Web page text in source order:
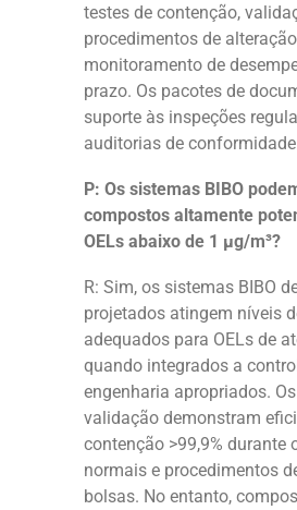
testes de contenção,
procedimentos de
monitoramento de
prazo. Os pacotes de
suporte às inspeções
auditorias de
P: Os sistemas BIBO
compostos altamente
OELs abaixo de 1 μg/m³?
R: Sim, os sistemas BIBO
projetados atingem níveis
adequados para OELs de
quando integrados a
engenharia apropriados.
validação demonstram
contenção >99,9% durante
normais e procedimentos
bolsas. No entanto,